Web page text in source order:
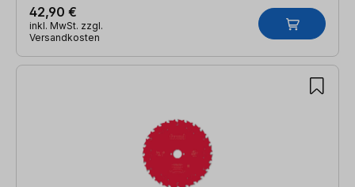
42,90 €
inkl. MwSt. zzgl.
Versandkosten